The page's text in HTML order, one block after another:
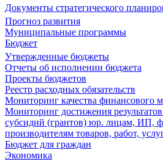
Документы стратегического
Прогноз развития
Муниципальные программы
Бюджет
Утвержденные бюджеты
Отчеты об исполнении бюджета
Проекты бюджетов
Реестр расходных обязательств
Мониторинг качества финансового
Мониторинг достижения
субсидий (грантов) юр. лицам, ИП,
производителям товаров, работ,
Бюджет для граждан
Экономика